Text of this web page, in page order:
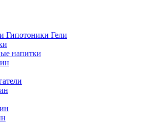
Гипотоники Гели
напитки